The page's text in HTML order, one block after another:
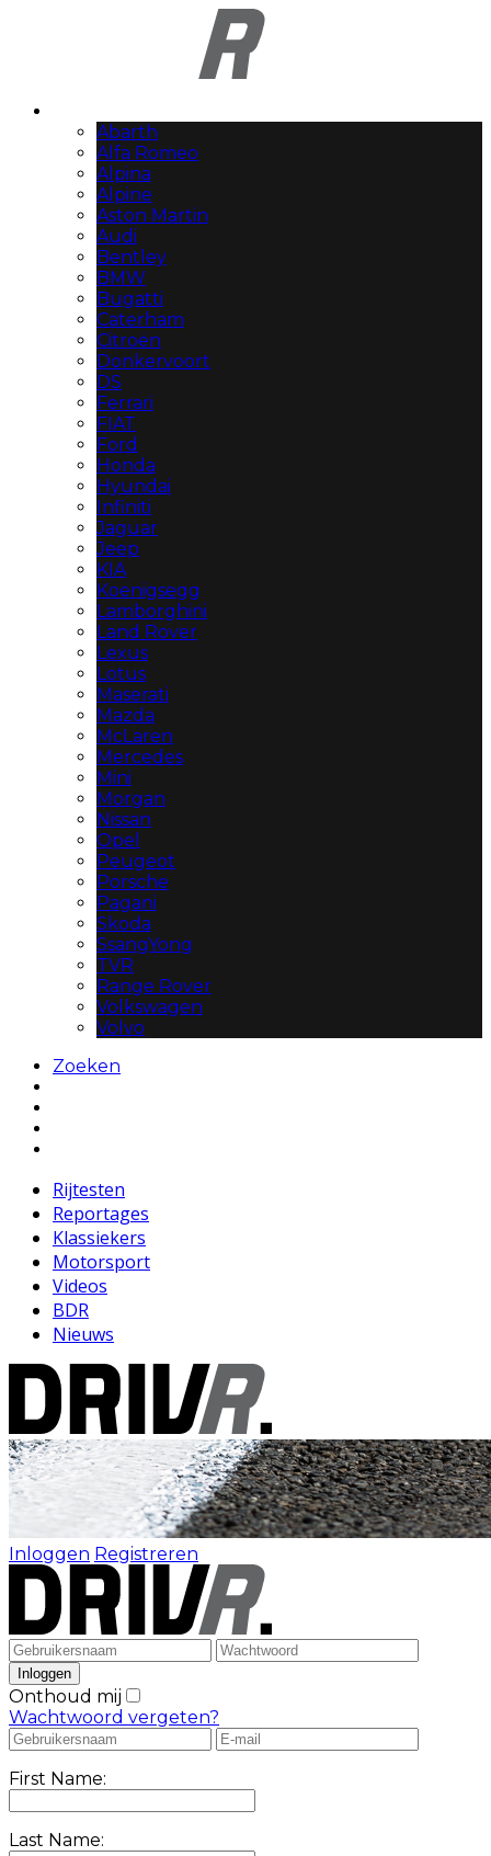
Abarth
Alfa Romeo
Alpina
Alpine
Aston Martin
Audi
Bentley
BMW
Bugatti
Caterham
Citroën
Donkervoort
DS
Ferrari
FIAT
Ford
Honda
Hyundai
Infiniti
Jaguar
Jeep
KIA
Koenigsegg
Lamborghini
Land Rover
Lexus
Lotus
Maserati
Mazda
McLaren
Mercedes
Mini
Morgan
Nissan
Opel
Peugeot
Porsche
Pagani
Skoda
SsangYong
TVR
Range Rover
Volkswagen
Volvo
Zoeken
Rijtesten
Reportages
Klassiekers
Motorsport
Videos
BDR
Nieuws
Inloggen Registreren
Onthoud mij
Wachtwoord vergeten?
First Name:
Last Name: